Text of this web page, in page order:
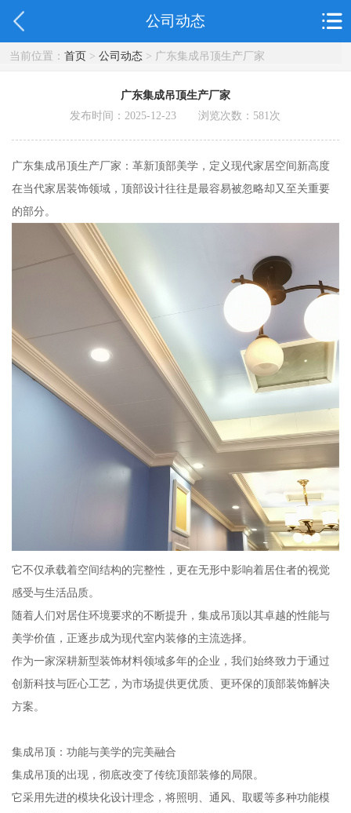
公司动态
当前位置： 首页> 公司动态> 广东集成吊顶生产厂家
广东集成吊顶生产厂家
发布时间：2025-12-23 浏览次数： 581次
广东集成吊顶生产厂家：革新顶部美学，定义现代家居空间新高度
在当代家居装饰领域，顶部设计往往是最容易被忽略却又至关重要
的部分。
它不仅承载着空间结构的完整性，更在无形中影响着居住者的视觉
感受与生活品质。
随着人们对居住环境要求的不断提升，集成吊顶以其卓越的性能与
美学价值，正逐步成为现代室内装修的主流选择。
作为一家深耕新型装饰材料领域多年的企业，我们始终致力于通过
创新科技与匠心工艺，为市场提供更优质、更环保的顶部装饰解决
方案。
集成吊顶：功能与美学的完美融合
集成吊顶的出现，彻底改变了传统顶部装修的局限。
它采用先进的模块化设计理念，将照明、通风、取暖等多种功能模